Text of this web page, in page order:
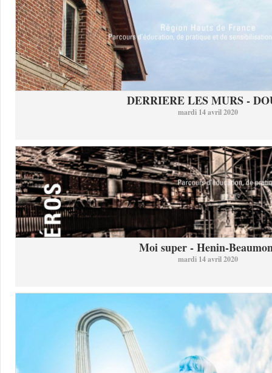
DERRIERE LES MURS -
mardi 14 avril 2020
Moi super - Henin-
mardi 14 avril 2020